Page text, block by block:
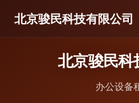
北京骏民科技有限公司
北京骏民科
办公设备